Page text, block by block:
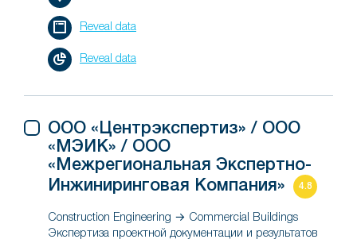
Reveal data
Reveal data
ООО «Центрэкспертиз» / ООО
«МЭИК» / ООО
«Межрегиональная Экспертно-
Инжиниринговая Компания»
4.8
Construction Engineering → Commercial Buildings
Экспертиза проектной документации и результатов